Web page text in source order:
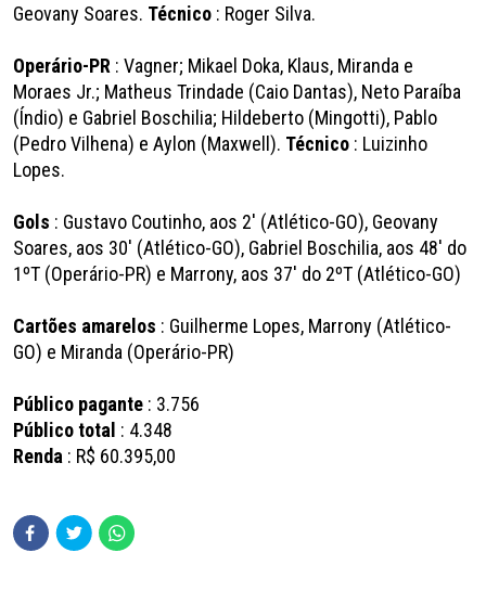
Geovany Soares. Técnico : Roger Silva.
Operário-PR : Vagner; Mikael Doka, Klaus, Miranda e
Moraes Jr.; Matheus Trindade (Caio Dantas), Neto Paraíba
(Índio) e Gabriel Boschilia; Hildeberto (Mingotti), Pablo
(Pedro Vilhena) e Aylon (Maxwell). Técnico : Luizinho
Lopes.
Gols : Gustavo Coutinho, aos 2' (Atlético-GO), Geovany
Soares, aos 30' (Atlético-GO), Gabriel Boschilia, aos 48' do
1ºT (Operário-PR) e Marrony, aos 37' do 2ºT (Atlético-GO)
Cartões amarelos : Guilherme Lopes, Marrony (Atlético-
GO) e Miranda (Operário-PR)
Público pagante : 3.756
Público total : 4.348
Renda : R$ 60.395,00